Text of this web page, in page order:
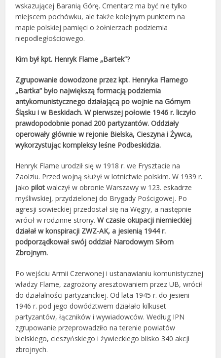
wskazującej Baranią Górę. Cmentarz ma być nie tylko
miejscem pochówku, ale także kolejnym punktem na
mapie polskiej pamięci o żołnierzach podziemia
niepodległościowego.
Kim był kpt. Henryk Flame „Bartek”?
Zgrupowanie dowodzone przez kpt. Henryka Flamego
„Bartka” było największą formacją podziemia
antykomunistycznego działającą po wojnie na Górnym
Śląsku i w Beskidach. W pierwszej połowie 1946 r. liczyło
prawdopodobnie ponad 200 partyzantów. Oddziały
operowały głównie w rejonie Bielska, Cieszyna i Żywca,
wykorzystując kompleksy leśne Podbeskidzia.
Henryk Flame urodził się w 1918 r. we Frysztacie na
Zaolziu. Przed wojną służył w lotnictwie polskim. W 1939 r.
jakopilot walczył w obronie Warszawy w 123. eskadrze
myśliwskiej, przydzielonej do Brygady Pościgowej. Po
agresji sowieckiej przedostał się na Węgry, a następnie
wrócił w rodzinne strony.W czasie okupacji niemieckiej
działał w konspiracji ZWZ-AK, a jesienią 1944 r.
podporządkował swój oddział Narodowym Siłom
Zbrojnym.
Po wejściu Armii Czerwonej i ustanawianiu komunistycznej
władzy Flame, zagrożony aresztowaniem przez UB, wrócił
do działalności partyzanckiej. Od lata 1945 r. do jesieni
1946 r. pod jego dowództwem działało kilkuset
partyzantów, łączników i wywiadowców. Według IPN
zgrupowanie przeprowadziło na terenie powiatów
bielskiego, cieszyńskiego i żywieckiego blisko 340 akcji
zbrojnych.